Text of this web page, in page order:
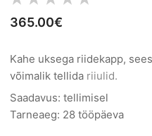
365.00€
Kahe uksega riidekapp,
võimalik tellida riiulid.
Saadavus: tellimisel
Tarneaeg: 28 tööpäeva